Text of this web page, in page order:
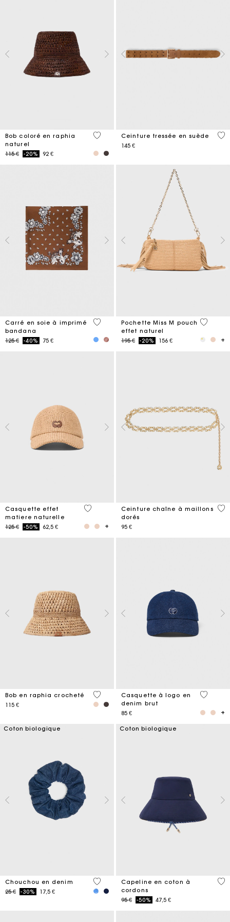
Bob coloré en raphia
naturel
Price reduced from
115 €to-20% 92 €
3,5 out of 5 Customer Rating
Ceinture tressée en suède
145 €
4,5
Carré en soie à imprimé
bandana
Price reduced from
125 €to-40% 75 €
3,7 out of 5 Customer Rating
Pochette Miss M pouch
effet naturel
Price reduced from
195 €to-20% 156 €
5 out of
Casquette effet
matiere naturelle
Price reduced from
125 €to-50% 62,5 €
3,7 out of 5 Customer Rating
Ceinture chaîne à maillons
dorés
95 €
5
Bob en raphia crocheté
115 €
4,5 out of 5 Customer Rating
Casquette à logo en
denim brut
85 €
4,6 out
Coton biologique
Chouchou en denim
Price reduced from
25 €to-30% 17,5 €
4,2 out of 5 Customer Rating
Coton biologique
Capeline en coton à
cordons
Price reduced from
95 €to-50% 47,5 €
4,8